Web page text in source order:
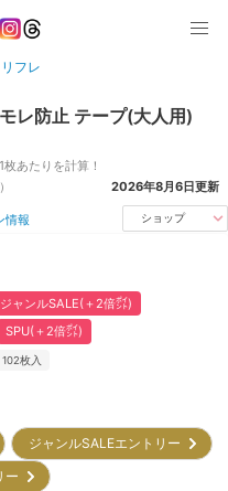
リフレ
レ防止 テープ(大人用)
枚あたりを計算！
2026年8月6日更新
情報 ショップ
ジャンルSALE(＋2倍㌽)
SPU(＋2倍㌽)
102枚入
ジャンルSALEエントリー
ー